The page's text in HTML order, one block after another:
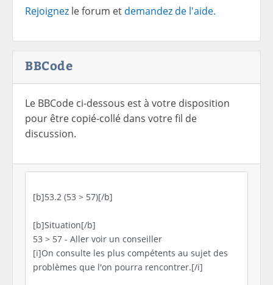
Rejoignez le forum et demandez de l'aide.
BBCode
Le BBCode ci-dessous est à votre disposition
pour être copié-collé dans votre fil de
discussion.